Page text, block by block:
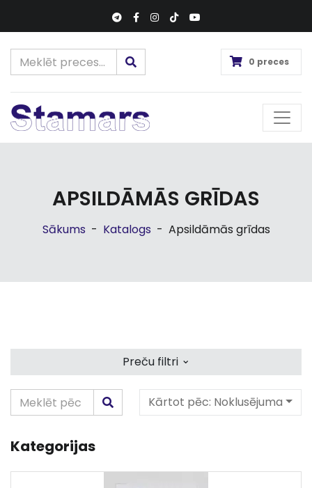
0 preces
APSILDĀMĀS GRĪDAS
Sākums - Katalogs - Apsildāmās grīdas
Preču filtri ⌄
Kārtot pēc: Noklusējuma
Kategorijas